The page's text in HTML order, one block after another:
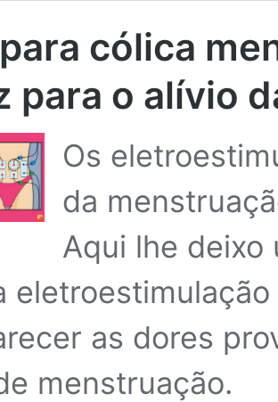
cólica
para o alívio
Os
da
Aqui lhe deixo
as dores
menstruação.